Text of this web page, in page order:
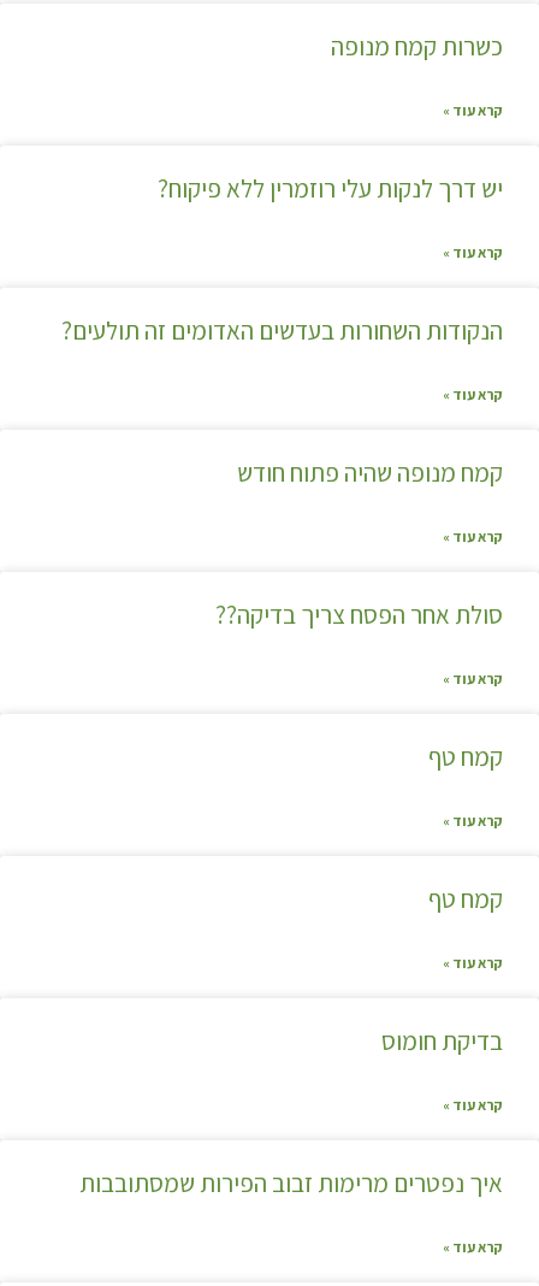
כשרות קמח מנופה
קרא עוד »
יש דרך לנקות עלי רוזמרין ללא פיקוח?
קרא עוד »
הנקודות השחורות בעדשים האדומים זה תולעים?
קרא עוד »
קמח מנופה שהיה פתוח חודש
קרא עוד »
סולת אחר הפסח צריך בדיקה??
קרא עוד »
קמח טף
קרא עוד »
קמח טף
קרא עוד »
בדיקת חומוס
קרא עוד »
איך נפטרים מרימות זבוב הפירות שמסתובבות
קרא עוד »